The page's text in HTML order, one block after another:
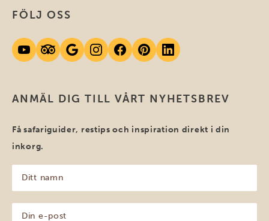
ANMÄL DIG TILL VÅRT NYHETSBREV
Få safariguider, restips och inspiration direkt i din
inkorg.
namn
(Obligatoriskt)
FÖLJ OSS